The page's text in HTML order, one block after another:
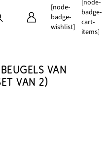
[node-
badge-
wishlist]
[node-
badge-
cart-
items]
VAN
VAN 2)